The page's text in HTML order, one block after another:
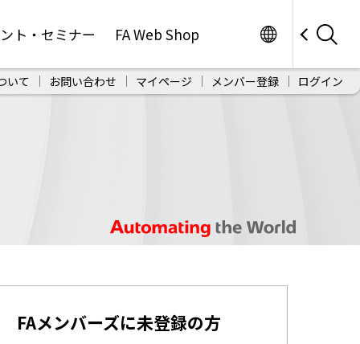
ト・セミナー FA Web Shop
いて お問い合わせ マイページ メンバー登録 ログイン
FAメンバーズに未登録の方